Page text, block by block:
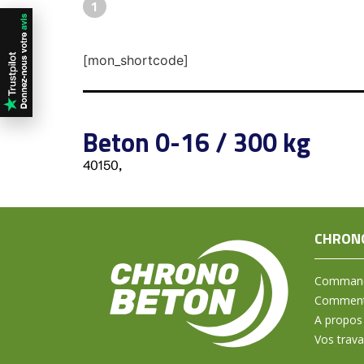
1
[mon_shortcode]
Beton 0-16 / 300 kg
40150,
A propos
Vos